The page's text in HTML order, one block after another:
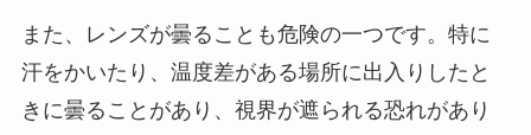
また、レンズが曇ることも危険の一つです。特に
汗をかいたり、温度差がある場所に出入りしたと
きに曇ることがあり、視界が遮られる恐れがあり